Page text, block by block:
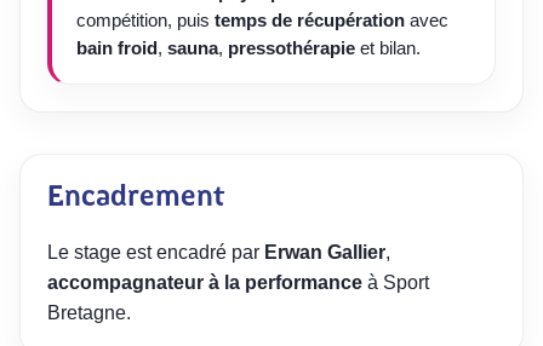
compétition, puis temps de récupération avec
bain froid, sauna, pressothérapie et bilan.
Encadrement
Le stage est encadré par Erwan Gallier,
accompagnateur à la performance à Sport
Bretagne.